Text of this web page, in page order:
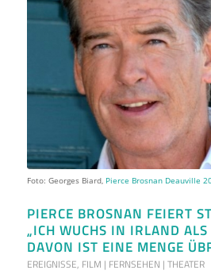
Foto: Georges Biard, Pierce Brosnan Deauville
PIERCE BROSNAN FEIERT
„ICH WUCHS IN IRLAND
DAVON IST EINE MENGE
EREIGNISSE, FILM | FERNSEHEN | THEATER